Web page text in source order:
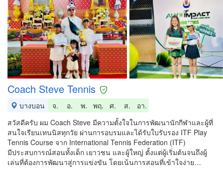
Coach Steve Tennis
บางบอน จ. อ. พ. พฤ. ศ. ส.
อา.
สวัสดีครับ ผม Coach Steve มีความตั้งใจในการพัฒนานักกีฬาและผู้ที่
สนใจเรียนเทนนิสทุกวัย ผ่านการอบรมและได้รับใบรับรอง ITF Play
Tennis Course จาก International Tennis Federation (ITF)
มีประสบการณ์สอนทั้งเด็ก เยาวชน และผู้ใหญ่ ตั้งแต่ผู้เริ่มต้นจนถึงผู้
เล่นที่ต้องการพัฒนาสู่การแข่งขัน โดยเน้นการสอนที่เข้าใจง่าย…